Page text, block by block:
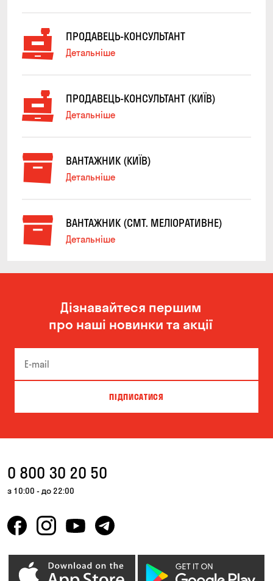
ПРОДАВЕЦЬ-КОНСУЛЬТАНТ
Детальніше
ПРОДАВЕЦЬ-КОНСУЛЬТАНТ (КИЇВ)
Детальніше
ВАНТАЖНИК (КИЇВ)
Детальніше
ВАНТАЖНИК (СМТ. МЕЛІОРАТИВНЕ)
Детальніше
Дізнавайтеся першим
про наші новинки та акції
ПІДПИСАТИСЯ
0 800 30 20 50
з 10:00 - до 22:00